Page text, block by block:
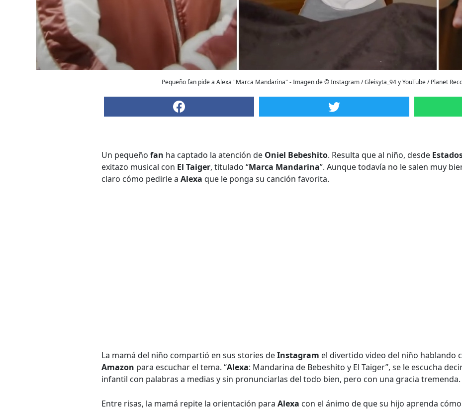
Pequeño fan pide a Alexa "Marca Mandarina" - Imagen de © Instagram / Gleisyta_94 y YouTube / Planet
Un pequeño fan ha captado la atención de Oniel Bebeshito. Resulta que al niño, desde
exitazo musical con El Taiger, titulado “Marca Mandarina”. Aunque todavía no le salen muy
claro cómo pedirle a Alexa que le ponga su canción favorita.
La mamá del niño compartió en sus stories deInstagram el divertido video del niño hablando
Amazon para escuchar el tema. “Alexa: Mandarina de Bebeshito y El Taiger”, se le escucha
infantil con palabras a medias y sin pronunciarlas del todo bien, pero con una gracia tremenda.
Entre risas, la mamá repite la orientación para Alexa con el ánimo de que su hijo aprenda